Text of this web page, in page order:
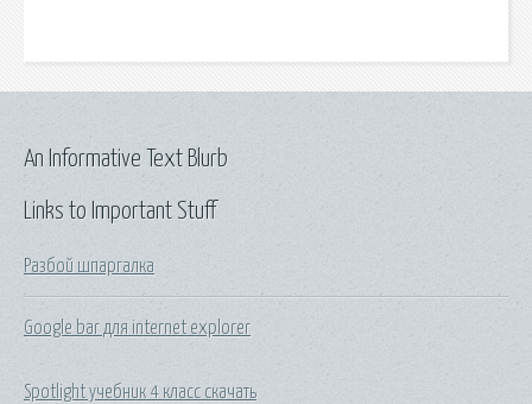
Links to Important Stuff
Разбой шпаргалка
Google bar для internet explorer
Spotlight учебник 4 класс скачать
An Informative Text Blurb